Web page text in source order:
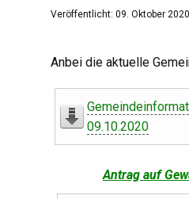
Veröffentlicht: 09. Oktober 2020
Anbei die aktuelle
09.10.2020
Antrag auf